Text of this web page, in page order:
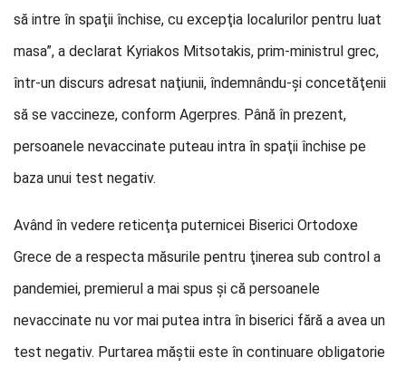
să intre în spaţii închise, cu excepţia localurilor pentru luat
masa”, a declarat Kyriakos Mitsotakis, prim-ministrul grec,
într-un discurs adresat naţiunii, îndemnându-şi concetăţenii
să se vaccineze, conform Agerpres. Până în prezent,
persoanele nevaccinate puteau intra în spaţii închise pe
baza unui test negativ.
Având în vedere reticenţa puternicei Biserici Ortodoxe
Grece de a respecta măsurile pentru ţinerea sub control a
pandemiei, premierul a mai spus și că persoanele
nevaccinate nu vor mai putea intra în biserici fără a avea un
test negativ. Purtarea măştii este în continuare obligatorie